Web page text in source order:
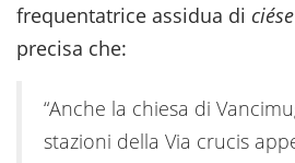
frequentatrice assidua di ciése
precisa che:
“Anche la chiesa di
stazioni della Via crucis